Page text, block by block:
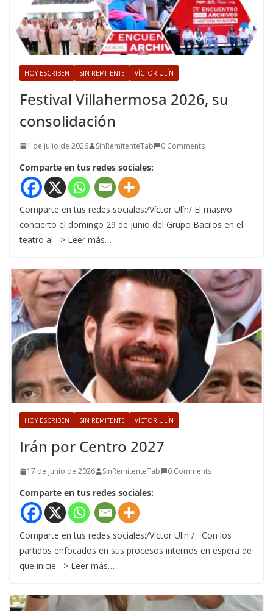
HOY ESCRIBEN SIN REMITENTE VÍCTOR ULÍN
Festival Villahermosa 2026, su
consolidación
1 de julio de 2026 SinRemitenteTab 0 Comments
Comparte en tus redes sociales:
Comparte en tus redes sociales:/Víctor Ulín/ El masivo
concierto el domingo 29 de junio del Grupo Bacilos en el
teatro al => Leer más…
HOY ESCRIBEN SIN REMITENTE VÍCTOR ULÍN
Irán por Centro 2027
17 de junio de 2026 SinRemitenteTab 0 Comments
Comparte en tus redes sociales:
Comparte en tus redes sociales:/Víctor Ulín / Con los
partidos enfocados en sus procesos internos en espera de
que inicie => Leer más…